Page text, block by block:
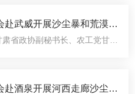
水林田湖草沙一体化保护和修
河流域生态保护和高质量发展战
赴武威开展沙尘暴和荒漠化
监督调研
省政协副秘书长、农工党甘肃
武威市政协副主席、农工党武
赴酒泉开展河西走廊沙尘暴